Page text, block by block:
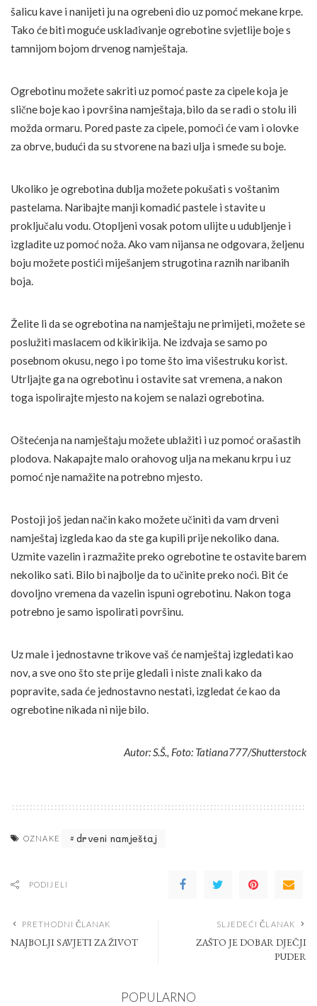
šalicu kave i nanijeti ju na ogrebeni dio uz pomoć mekane krpe.
Tako će biti moguće usklađivanje ogrebotine svjetlije boje s
tamnijom bojom drvenog namještaja.
Ogrebotinu možete sakriti uz pomoć paste za cipele koja je
slične boje kao i površina namještaja, bilo da se radi o stolu ili
možda ormaru. Pored paste za cipele, pomoći će vam i olovke
za obrve, budući da su stvorene na bazi ulja i smeđe su boje.
Ukoliko je ogrebotina dublja možete pokušati s voštanim
pastelama. Naribajte manji komadić pastele i stavite u
proključalu vodu. Otopljeni vosak potom ulijte u udubljenje i
izgladite uz pomoć noža. Ako vam nijansa ne odgovara, željenu
boju možete postići miješanjem strugotina raznih naribanih
boja.
Želite li da se ogrebotina na namještaju ne primijeti, možete se
poslužiti maslacem od kikirikija. Ne izdvaja se samo po
posebnom okusu, nego i po tome što ima višestruku korist.
Utrljajte ga na ogrebotinu i ostavite sat vremena, a nakon
toga ispolirajte mjesto na kojem se nalazi ogrebotina.
Oštećenja na namještaju možete ublažiti i uz pomoć orašastih
plodova. Nakapajte malo orahovog ulja na mekanu krpu i uz
pomoć nje namažite na potrebno mjesto.
Postoji još jedan način kako možete učiniti da vam drveni
namještaj izgleda kao da ste ga kupili prije nekoliko dana.
Uzmite vazelin i razmažite preko ogrebotine te ostavite barem
nekoliko sati. Bilo bi najbolje da to učinite preko noći. Bit će
dovoljno vremena da vazelin ispuni ogrebotinu. Nakon toga
potrebno je samo ispolirati površinu.
Uz male i jednostavne trikove vaš će namještaj izgledati kao
nov, a sve ono što ste prije gledali i niste znali kako da
popravite, sada će jednostavno nestati, izgledat će kao da
ogrebotine nikada ni nije bilo.
Autor: S.Š., Foto: Tatiana777/Shutterstock
OZNAKE drveni namještaj
PODIJELI
PRETHODNI ČLANAK
NAJBOLJI SAVJETI ZA ŽIVOT
SLJEDEĆI ČLANAK
ZAŠTO JE DOBAR DJEČJI
PUDER
POPULARNO